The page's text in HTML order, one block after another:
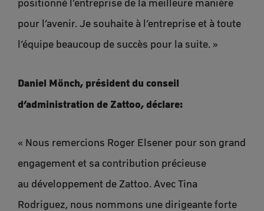
positionné l’entreprise de la meilleure manière
pour l’avenir. Je souhaite à l’entreprise et à toute
l’équipe beaucoup de succès pour la suite. »
Daniel Mönch, président du conseil
d’administration de Zattoo, déclare:
« Nous remercions Roger Elsener pour son grand
engagement et sa contribution précieuse
au développement de Zattoo. Avec Tina
Rodriguez, nous nommons une dirigeante forte